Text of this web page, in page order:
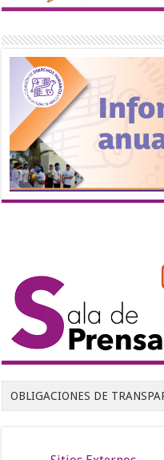
OBLIGACIONES DE